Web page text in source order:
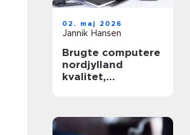
02. maj 2026
Jannik Hansen
Brugte computere
nordjylland
kvalitet,